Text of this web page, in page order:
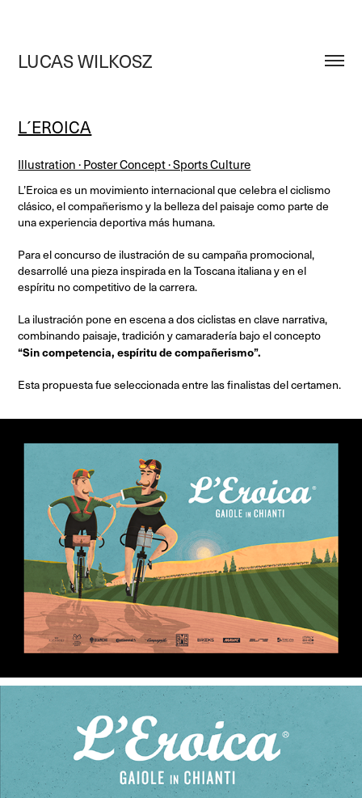
LUCAS WILKOSZ
L´EROICA
Illustration · Poster Concept · Sports Culture
L’Eroica es un movimiento internacional que celebra el ciclismo
clásico, el compañerismo y la belleza del paisaje como parte de
una experiencia deportiva más humana.
Para el concurso de ilustración de su campaña promocional,
desarrollé una pieza inspirada en la Toscana italiana y en el
espíritu no competitivo de la carrera.
La ilustración pone en escena a dos ciclistas en clave narrativa,
combinando paisaje, tradición y camaradería bajo el concepto
“Sin competencia, espíritu de compañerismo”.
Esta propuesta fue seleccionada entre las finalistas del certamen.